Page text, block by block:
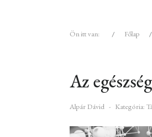
Ön itt van: Főlap
Az
Alpár Dávid Kategória: